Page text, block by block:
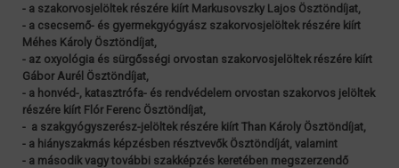
- a szakorvosjelöltek részére kiírt Markusovszky Lajos Ösztöndíjat,
- a csecsemő- és gyermekgyógyász szakorvosjelöltek részére kiírt
Méhes Károly Ösztöndíjat,
- az oxyológia és sürgősségi orvostan szakorvosjelöltek részére kiírt
Gábor Aurél Ösztöndíjat,
- a honvéd-, katasztrófa- és rendvédelem orvostan szakorvos jelöltek
részére kiírt Flór Ferenc Ösztöndíjat,
- a szakgyógyszerész-jelöltek részére kiírt Than Károly Ösztöndíjat,
- a hiányszakmás képzésben résztvevők Ösztöndíját, valamint
- a második vagy további szakképzés keretében megszerzendő